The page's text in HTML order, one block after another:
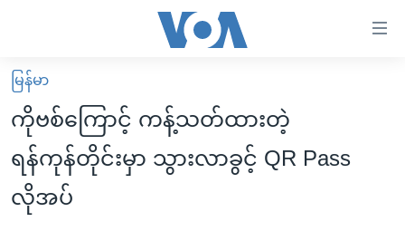
လွယ်ကူ
စေ
သည့်
Link
များ
မူလစာမျက်နှာ
မြန်မာ
ကမ္ဘာ့သတင်းများ
နိုင်ငံတကာ
ဗွီဒီယို
မြန်မာ
ကိုဗစ်ကြောင့် ကန့်သတ်ထားတဲ့
ရန်ကုန်တိုင်းမှာ သွားလာခွင့် QR Pass
လိုအပ်